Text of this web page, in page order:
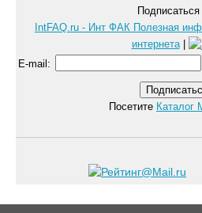
Подписаться
IntFAQ.ru - Инт ФАК Полезная
интернета|
E-mail :
Посетите Каталог